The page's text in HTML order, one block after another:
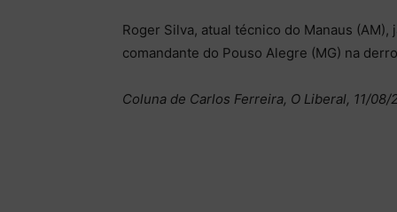
Roger Silva, atual técnico do Manaus
comandante do Pouso Alegre (MG) na
Coluna de Carlos Ferreira, O Liberal, 11/08/